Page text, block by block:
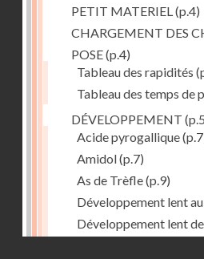
PETIT MATERIEL (p.4)
CHARGEMENT DES
POSE(p.4)
Tableau des rapidités
Tableau des temps de
DÉVELOPPEMENT
Acide pyrogallique
Amidol(p.7)
As de Trèfle(p.9)
Développement lent
Développement lent